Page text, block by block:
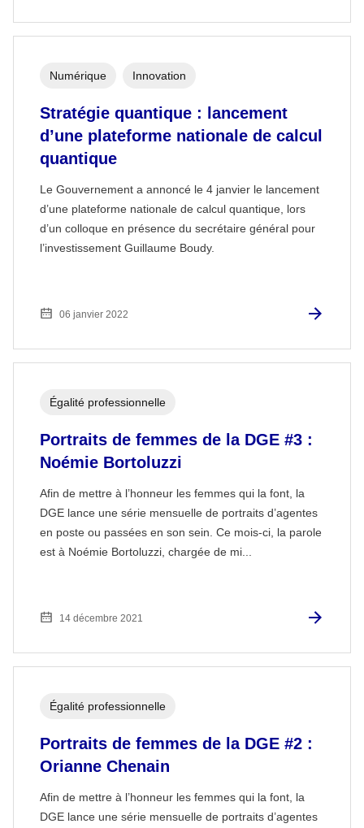
Stratégie quantique : lancement
d’une plateforme nationale de calcul
quantique
Le Gouvernement a annoncé le 4 janvier le lancement
d’une plateforme nationale de calcul quantique, lors
d’un colloque en présence du secrétaire général pour
l’investissement Guillaume Boudy.
Numérique Innovation
06 janvier 2022
Portraits de femmes de la DGE #3 :
Noémie Bortoluzzi
Afin de mettre à l’honneur les femmes qui la font, la
DGE lance une série mensuelle de portraits d’agentes
en poste ou passées en son sein. Ce mois-ci, la parole
est à Noémie Bortoluzzi, chargée de mi...
Égalité professionnelle
14 décembre 2021
Portraits de femmes de la DGE #2 :
Orianne Chenain
Afin de mettre à l’honneur les femmes qui la font, la
DGE lance une série mensuelle de portraits d’agentes
Égalité professionnelle